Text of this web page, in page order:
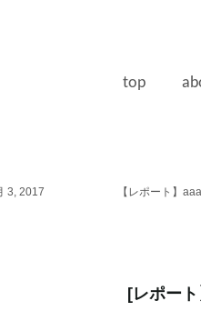
top
3, 2017 【レポート】
[レポー